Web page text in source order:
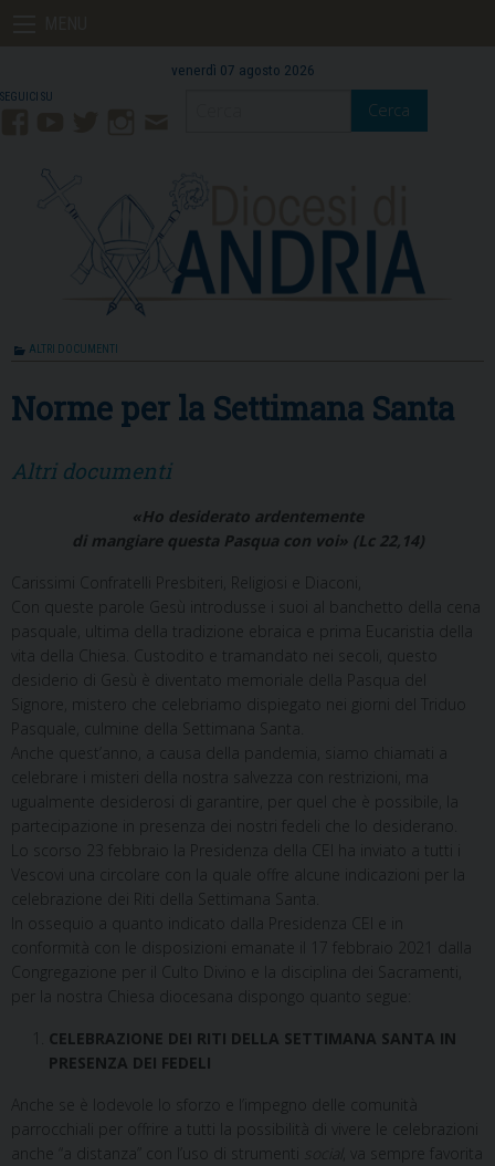
venerdì 07 agosto 2026
Mail
Cerca
ALTRI DOCUMENTI
Norme per la Settimana Santa
Altri documenti
«Ho desiderato ardentemente
di mangiare questa Pasqua con voi» (Lc 22,14)
Carissimi Confratelli Presbiteri, Religiosi e Diaconi,
Con queste parole Gesù introdusse i suoi al banchetto della cena
pasquale, ultima della tradizione ebraica e prima Eucaristia della
vita della Chiesa. Custodito e tramandato nei secoli, questo
desiderio di Gesù è diventato memoriale della Pasqua del
Signore, mistero che celebriamo dispiegato nei giorni del Triduo
Pasquale, culmine della Settimana Santa.
Anche quest’anno, a causa della pandemia, siamo chiamati a
celebrare i misteri della nostra salvezza con restrizioni, ma
ugualmente desiderosi di garantire, per quel che è possibile, la
partecipazione in presenza dei nostri fedeli che lo desiderano.
Lo scorso 23 febbraio la Presidenza della CEI ha inviato a tutti i
Vescovi una circolare con la quale offre alcune indicazioni per la
celebrazione dei Riti della Settimana Santa.
In ossequio a quanto indicato dalla Presidenza CEI e in
conformità con le disposizioni emanate il 17 febbraio 2021 dalla
Congregazione per il Culto Divino e la disciplina dei Sacramenti,
per la nostra Chiesa diocesana dispongo quanto segue:
CELEBRAZIONE DEI RITI DELLA SETTIMANA SANTA IN
PRESENZA DEI FEDELI
Anche se è lodevole lo sforzo e l’impegno delle comunità
parrocchiali per offrire a tutti la possibilità di vivere le celebrazioni
anche “a distanza” con l’uso di strumenti
, va sempre favorita